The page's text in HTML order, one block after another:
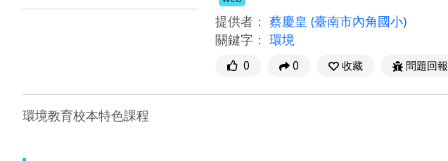
提供者： 蔡慶皇 (臺南市內角國小)
關鍵字： 環境
0 0 收藏 問題回報
環境教育校本特色課程